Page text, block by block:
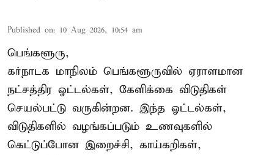
Published on: 10 Aug 2026, 10:54 am
பெங்களூரு,
கர்நாடக மாநிலம் பெங்களூருவில் ஏராளமான
நட்சத்திர ஓட்டல்கள், கேளிக்கை விடுதிகள்
செயல்பட்டு வருகின்றன. இந்த ஓட்டல்கள்,
விடுதிகளில் வழங்கப்படும் உணவுகளில்
கெட்டுப்போன இறைச்சி, காய்கறிகள்,